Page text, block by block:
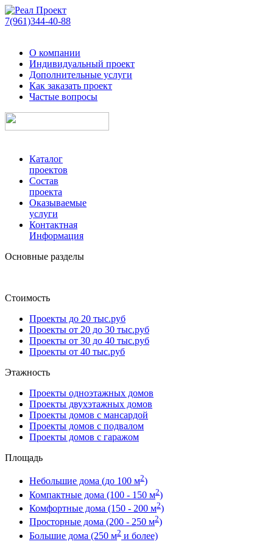
7(961)344-40-88
О компании
Индивидуальный проект
Дополнительные услуги
Как заказать проект
Частые вопросы
Каталог
проектов
Состав
проекта
Оказываемые
услуги
Контактная
Информация
Основные разделы
Стоимость
Проекты до 20 тыс.руб
Проекты от 20 до 30 тыс.руб
Проекты от 30 до 40 тыс.руб
Проекты от 40 тыс.руб
Этажность
Проекты одноэтажных домов
Проекты двухэтажных домов
Проекты домов с мансардой
Проекты домов с подвалом
Проекты домов с гаражом
Площадь
Небольшие дома (до 100 м2)
Компактные дома (100 - 150 м2)
Комфортные дома (150 - 200 м2)
Просторные дома (200 - 250 м2)
Большие дома (250 м2 и более)